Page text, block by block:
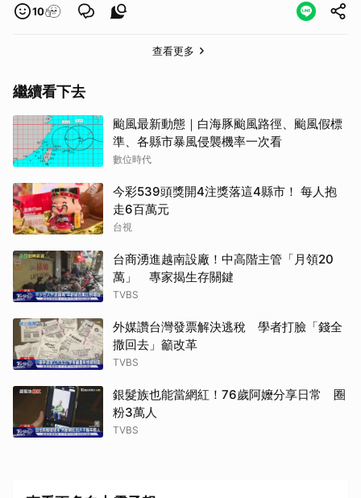
10
查看更多
繼續看下去
颱風最新動態｜白海豚颱風路徑、颱風假標
準、各縣市暴風侵襲機率一次看
數位時代
今彩539頭獎開4注獎落這4縣市！ 每人抱
走6百萬元
台視
台商湧進越南設廠！中高階主管「月領20
萬」 專家揭生存關鍵
TVBS
外媒讚台灣發票解決逃稅 學者打臉「錢全
撒回去」籲改革
TVBS
銀髮族也能當網紅！76歲阿嬤分享日常 圈
粉3萬人
TVBS